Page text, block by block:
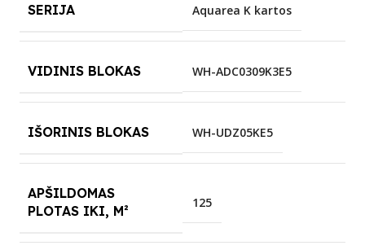
SERIJA Aquarea K kartos
VIDINIS BLOKAS WH-ADC0309K3E5
IŠORINIS BLOKAS WH-UDZ05KE5
APŠILDOMAS
PLOTAS IKI, M²
125